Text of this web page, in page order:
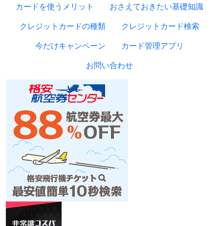
カードを使うメリット
おさえておきたい基礎知識
クレジットカードの種類
クレジットカード検索
今だけキャンペーン
カード管理アプリ
お問い合わせ